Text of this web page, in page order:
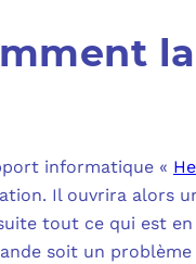
informatique «
Il ouvrira alors
tout ce qui est
soit un